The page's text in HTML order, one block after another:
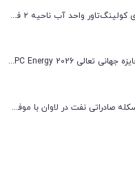
بازگشت موفقیت‌آمیز فن‌های کولینگ‌تاور واحد آب ناحیه ۲ فجر انرژی به مدار تولید
پتروشیمی نوری به فینال جایزه جهانی تعالی WPC Energy 2026 رسید
عملیات پیچیده تعمیرات اسکله صادراتی نفت در لاوان با موفقیت انجام شد